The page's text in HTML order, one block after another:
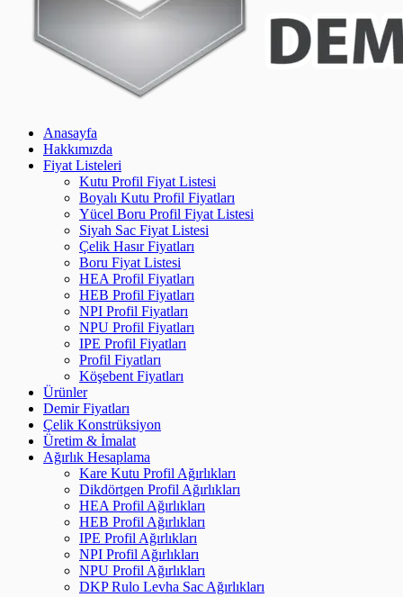
Anasayfa
Hakkımızda
Fiyat Listeleri
Kutu Profil Fiyat Listesi
Boyalı Kutu Profil Fiyatları
Yücel Boru Profil Fiyat Listesi
Siyah Sac Fiyat Listesi
Çelik Hasır Fiyatları
Boru Fiyat Listesi
HEA Profil Fiyatları
HEB Profil Fiyatları
NPI Profil Fiyatları
NPU Profil Fiyatları
IPE Profil Fiyatları
Profil Fiyatları
Köşebent Fiyatları
Ürünler
Demir Fiyatları
Çelik Konstrüksiyon
Üretim & İmalat
Ağırlık Hesaplama
Kare Kutu Profil Ağırlıkları
Dikdörtgen Profil Ağırlıkları
HEA Profil Ağırlıkları
HEB Profil Ağırlıkları
IPE Profil Ağırlıkları
NPI Profil Ağırlıkları
NPU Profil Ağırlıkları
DKP Rulo Levha Sac Ağırlıkları